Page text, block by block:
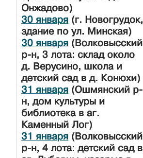
Онжадово)
30 января (г. Новогрудок,
здание по ул. Минская)
30 января (Волковысский
р-н, 3 лота: склад около
д. Верусино, школа и
детский сад в д. Конюхи)
31 января (Ошмянский р-
н, дом культуры и
библиотека в аг.
Каменный Лог)
31 января (Волковысский
р-н, 4 лота: детский сад в